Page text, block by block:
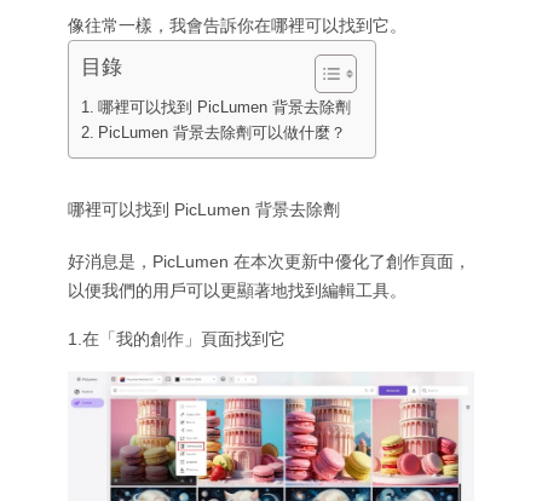
移除影片中的物件
去除影片文字
影片降噪
慢動作製作工具
影片轉動漫風
動漫角色
像素藝術
熱門創作者
VTuber 製作工具
AI 刺青生成器
AI 分身產生器
AI 姿勢產生器
Sora AI
Veo 3.1
Grok 想像
所有模型
AI 換裝工具
髮型變換器
證件照製作器
物件移除工具
著色頁
AI 時尚模特兒
換裝工具
AI 標誌產生器
AI 橫幅產生器
書籍封面製作工具
像往常一樣，我會告訴你在哪裡可以找到它。
目錄
哪裡可以找到 PicLumen 背景去除劑
PicLumen 背景去除劑可以做什麼？
哪裡可以找到 PicLumen 背景去除劑
好消息是，PicLumen 在本次更新中優化了創作頁面，
以便我們的用戶可以更顯著地找到編輯工具。
1.在「我的創作」頁面找到它